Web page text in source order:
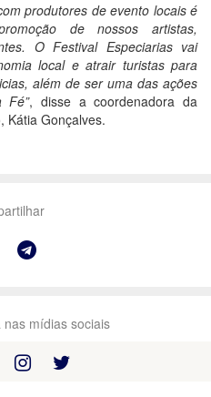
produtores de evento locais é
de nossos artistas,
O Festival Especiarias vai
local e atrair turistas para
além de ser uma das ações
Fé”, disse a coordenadora da
Kátia Gonçalves.
nas mídias sociais